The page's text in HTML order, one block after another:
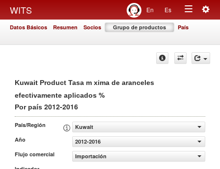
WITS En Es
Toggle
Datos Básicos Resumen Socios Grupo de productos País
Kuwait Product Tasa m xima de aranceles
efectivamente aplicados %
Por país 2012-2016
País/Región
Kuwait
Año
2012-2016
Flujo comercial
Importación